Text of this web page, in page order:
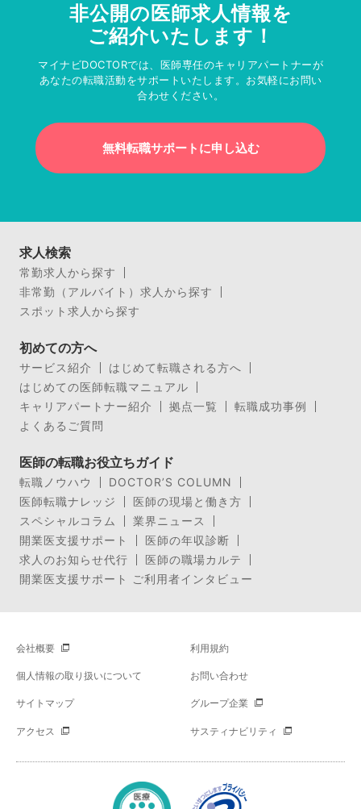
非公開の医師求人情報を
ご紹介いたします！
マイナビDOCTORでは、医師専任のキャリアパートナーが
あなたの転職活動をサポートいたします。お気軽にお問い
合わせください。
無料転職サポートに申し込む
求人検索
常勤求人から探す
非常勤（アルバイト）求人から探す
スポット求人から探す
初めての方へ
サービス紹介
はじめて転職される方へ
はじめての医師転職マニュアル
キャリアパートナー紹介
拠点一覧
転職成功事例
よくあるご質問
医師の転職お役立ちガイド
転職ノウハウ
DOCTOR’S COLUMN
医師転職ナレッジ
医師の現場と働き方
スペシャルコラム
業界ニュース
開業医支援サポート
医師の年収診断
求人のお知らせ代行
医師の職場カルテ
開業医支援サポート ご利用者インタビュー
会社概要 利用規約
個人情報の取り扱いについて お問い合わせ
サイトマップ グループ企業
アクセス サスティナビリティ